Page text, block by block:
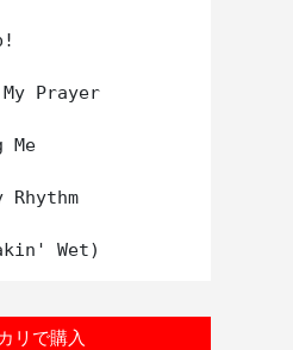
Prayer
Me
Rhythm
リで購入